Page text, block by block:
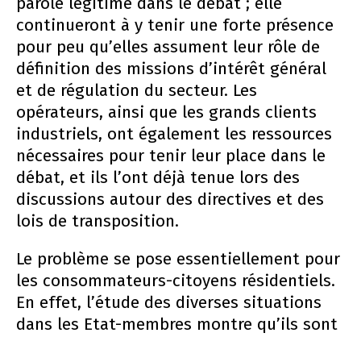
continueront à y tenir une forte présence
pour peu qu’elles assument leur rôle de
définition des missions d’intérêt général
et de régulation du secteur. Les
opérateurs, ainsi que les grands clients
industriels, ont également les ressources
nécessaires pour tenir leur place dans le
débat, et ils l’ont déjà tenue lors des
discussions autour des directives et des
lois de transposition.
Le problème se pose essentiellement pour
les consommateurs-citoyens résidentiels.
En effet, l’étude des diverses situations
dans les Etat-membres montre qu’ils sont